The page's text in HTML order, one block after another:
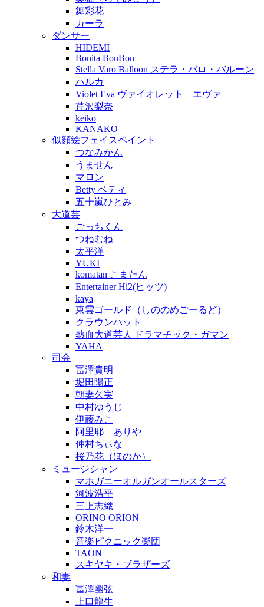
舞彩花
カーラ
ダンサー
HIDEMI
Bonita BonBon
Stella Varo Balloon ステラ・バロ・バルーン
ハルカ
Violet Eva ヴァイオレット エヴァ
芹沢梨奈
keiko
KANAKO
似顔絵フェイスペイント
つなみかん
うません
マロン
Betty ベティ
五十嵐ひとみ
大道芸
ごっちくん
つねむね
太平洋
YUKI
komatan こまたん
Entertainer Hi2(ヒッツ)
kaya
東雲ゴールド（しののめごーるど）
クラウンハット
熱血大道芸人 ドラマチック・ガマン
YAHA
司会
冨澤貴明
堀田陽正
朝妻久実
中村ゆうじ
伊藤みこ
阿里耶 ありや
仲村ちぃな
桜乃花（ほのか）
ミュージシャン
マホガニーオルガンオールスターズ
河波浩平
三上志織
ORINO ORION
鈴木洋一
音楽ピクニック楽団
TAON
スキヤキ・ブラザーズ
和妻
冨澤幽弦
上口龍生